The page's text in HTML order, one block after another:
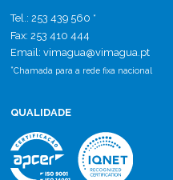
Tel.: 253 439 560 *
Fax: 253 410 444
Email: vimagua@vimagua.pt
*Chamada para a rede fixa nacional
QUALIDADE